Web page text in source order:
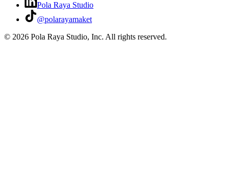
Pola Raya Studio
@polarayamaket
© 2026 Pola Raya Studio, Inc. All rights reserved.